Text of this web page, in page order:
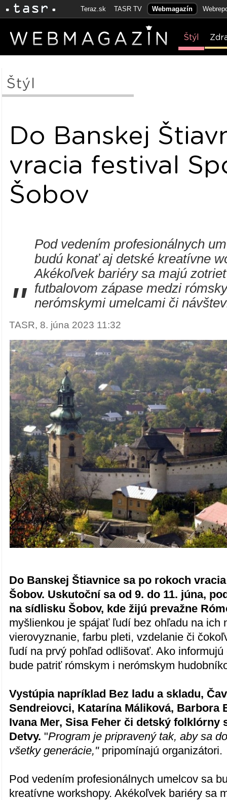
Teraz.sk TASR TV Webmagazín
Štýl
Štýl
Do Banskej
vracia festival
Šobov
"
Pod vedením profesionálnych
budú konať aj detské kreatívne
Akékoľvek bariéry sa majú
futbalovom zápase medzi
nerómskymi umelcami či
TASR, 8. júna 2023 11:32
Do Banskej Štiavnice sa po rokoch
Šobov. Uskutoční sa od 9. do 11. júna,
na sídlisku Šobov, kde žijú prevažne
myšlienkou je spájať ľudí bez ohľadu na ich
vierovyznanie, farbu pleti, vzdelanie či
ľudí na prvý pohľad odlišovať. Ako
bude patriť rómskym i nerómskym
Vystúpia napríklad Bez ladu a skladu,
Sendreiovci, Katarína Máliková, Barbora
Ivana Mer, Sisa Feher či detský folklórny
Detvy. "Program je pripravený tak, aby sa
všetky generácie,"pripomínajú organizátori.
Pod vedením profesionálnych umelcov sa
kreatívne workshopy. Akékoľvek bariéry sa